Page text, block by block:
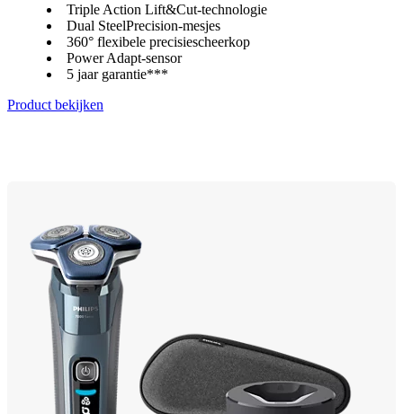
Triple Action Lift&Cut-technologie
Dual SteelPrecision-mesjes
360° flexibele precisiescheerkop
Power Adapt-sensor
5 jaar garantie***
Product bekijken